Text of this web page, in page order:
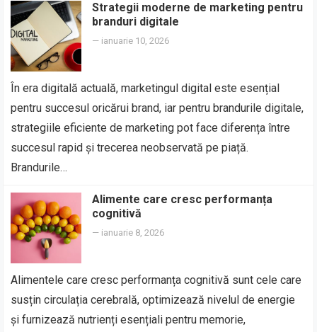
Strategii moderne de marketing pentru
branduri digitale
— ianuarie 10, 2026
În era digitală actuală, marketingul digital este esențial
pentru succesul oricărui brand, iar pentru brandurile digitale,
strategiile eficiente de marketing pot face diferența între
succesul rapid și trecerea neobservată pe piață.
Brandurile…
Alimente care cresc performanța
cognitivă
— ianuarie 8, 2026
Alimentele care cresc performanța cognitivă sunt cele care
susțin circulația cerebrală, optimizează nivelul de energie
și furnizează nutrienți esențiali pentru memorie,